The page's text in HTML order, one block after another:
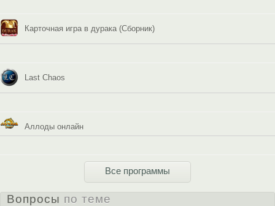
Карточная игра в дурака (Сборник)
Last Chaos
Аллоды онлайн
Все программы
Вопросы по теме